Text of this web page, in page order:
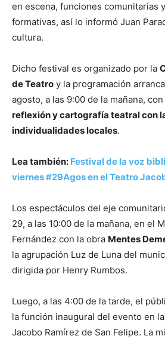
en escena, funciones comunitarias
formativas, así lo informó Juan
cultura.
Dicho festival es organizado por la
de Teatro y la programación
agosto, a las 9:00 de la mañana, con
reflexión y cartografía teatral con
individualidades locales.
Lea también: Festival de la voz
viernes #29Agos en el Teatro
Los espectáculos del eje
29, a las 10:00 de la mañana, en el
Fernández con la obra Mentes
la agrupación Luz de Luna del
dirigida por Henry Rumbos.
Luego, a las 4:00 de la tarde, el
la función inaugural del evento en
Jacobo Ramírez de San Felipe. La